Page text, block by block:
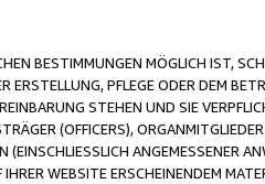
BESTIMMUNGEN MÖGLICH IST,
PFLEGE ODER DEM
STEHEN UND SIE
(OFFICERS),
ANGEMESSENER
WEBSITE ERSCHEINENDEM